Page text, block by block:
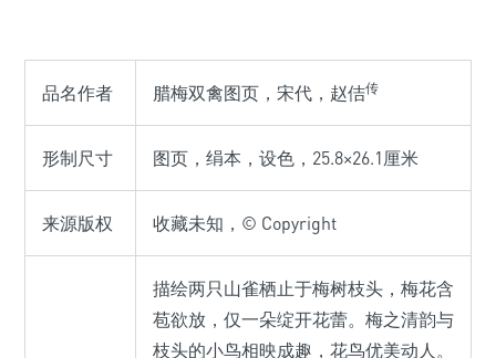
品名作者 腊梅双禽图页，宋代，赵佶传
形制尺寸 图页，绢本，设色，25.8×26.1厘米
来源版权 收藏未知，© Copyright
描绘两只山雀栖止于梅树枝头，梅花含
苞欲放，仅一朵绽开花蕾。梅之清韵与
枝头的小鸟相映成趣，花鸟优美动人。